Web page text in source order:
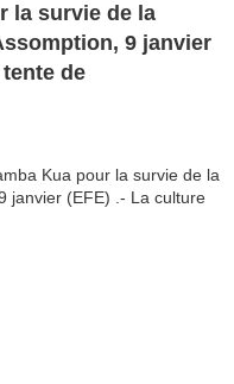
la survie de la
9 janvier
de